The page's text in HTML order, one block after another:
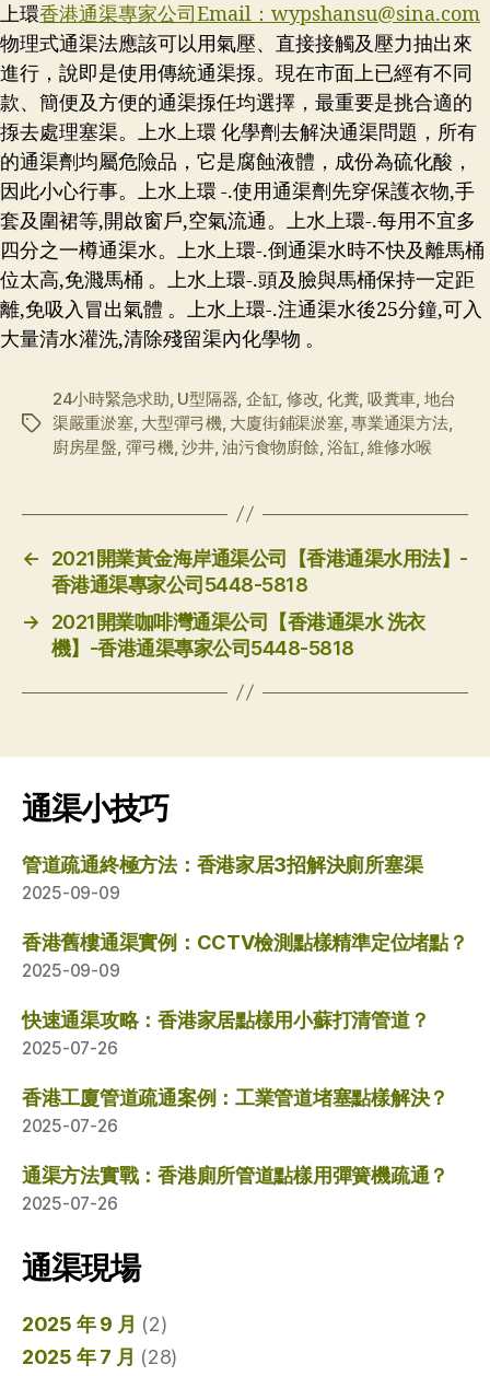
上環香港通渠專家公司Email： wypshansu@sina.com
物理式通渠法應該可以用氣壓、直接接觸及壓力抽出來
進行，說即是使用傳統通渠揼。現在市面上已經有不同
款、簡便及方便的通渠揼任均選擇，最重要是挑合適的
揼去處理塞渠。上水上環 化學劑去解決通渠問題，所有
的通渠劑均屬危險品，它是腐蝕液體，成份為硫化酸，
因此小心行事。上水上環 -.使用通渠劑先穿保護衣物,手
套及圍裙等,開啟窗戶,空氣流通。上水上環-.每用不宜多
四分之一樽通渠水。上水上環-.倒通渠水時不快及離馬桶
位太高,免濺馬桶 。上水上環-.頭及臉與馬桶保持一定距
離,免吸入冒出氣體 。上水上環-.注通渠水後25分鐘,可入
大量清水灌洗,清除殘留渠內化學物 。
标
24小時緊急求助 U型隔器 企缸 修改 化糞 吸糞車 地台
渠嚴重淤塞, 大型彈弓機, 大廈街鋪渠淤塞,專業通渠方法,
廚房星盤 彈弓機,沙井,油污食物廚餘 ,浴缸 ,維修水喉
←
2021開業黃金海岸通渠公司【香港通渠水用法】-
香港通渠專家公司5448-5818
→
2021開業咖啡灣通渠公司【香港通渠水 洗衣
機】-香港通渠專家公司5448-5818
通渠小技巧
管道疏通終極方法：香港家居3招解決廁所塞渠
2025-09-09
香港舊樓通渠實例：CCTV檢測點樣精準定位堵點？
2025-09-09
快速通渠攻略：香港家居點樣用小蘇打清管道？
2025-07-26
香港工廈管道疏通案例：工業管道堵塞點樣解決？
2025-07-26
通渠方法實戰：香港廁所管道點樣用彈簧機疏通？
2025-07-26
通渠現場
2025 年 9 月 (2)
2025 年 7 月 (28)